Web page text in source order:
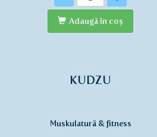
Adaugă în coş
KUDZU
Muskulatură & fitness